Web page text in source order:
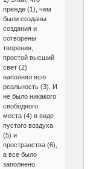
прежде (1), чем
были созданы
создания и
сотворены
творения,
простой высший
свет (2)
наполнял всю
реальность (3). И
не было никакого
свободного
места (4) в виде
пустого воздуха
(5) и
пространства (6),
а все было
заполнено